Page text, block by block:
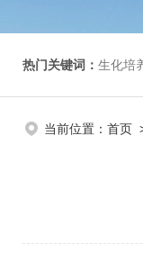
热门关键词： 生化培养箱/
当前位置： 首页